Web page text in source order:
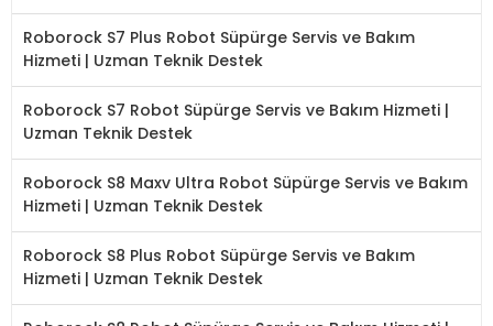
Roborock S7 Plus Robot Süpürge Servis ve Bakım
Hizmeti | Uzman Teknik Destek
Roborock S7 Robot Süpürge Servis ve Bakım Hizmeti |
Uzman Teknik Destek
Roborock S8 Maxv Ultra Robot Süpürge Servis ve Bakım
Hizmeti | Uzman Teknik Destek
Roborock S8 Plus Robot Süpürge Servis ve Bakım
Hizmeti | Uzman Teknik Destek